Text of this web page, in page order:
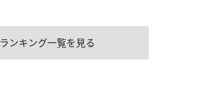
ランキング一覧を見る